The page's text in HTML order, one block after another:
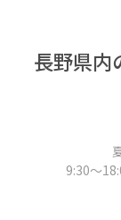
長野県内
9:30～